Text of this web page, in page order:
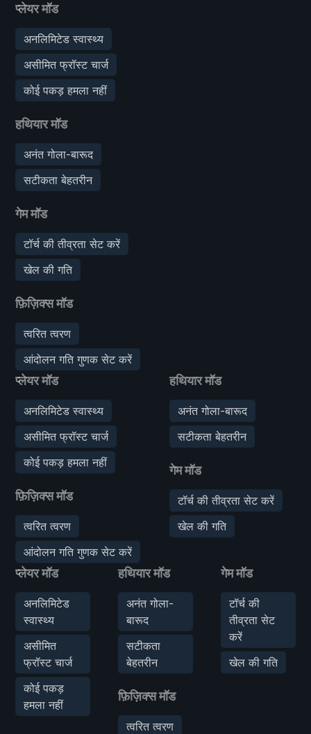
प्लेयर मॉड
अनलिमिटेड स्वास्थ्य
असीमित फ्रॉस्ट चार्ज
कोई पकड़ हमला नहीं
हथियार मॉड
अनंत गोला-बारूद
सटीकता बेहतरीन
गेम मॉड
टॉर्च की तीव्रता सेट करें
खेल की गति
फ़िज़िक्स मॉड
त्वरित त्वरण
आंदोलन गति गुणक सेट करें
प्लेयर मॉड
अनलिमिटेड स्वास्थ्य
असीमित फ्रॉस्ट चार्ज
कोई पकड़ हमला नहीं
फ़िज़िक्स मॉड
त्वरित त्वरण
आंदोलन गति गुणक सेट करें
हथियार मॉड
अनंत गोला-बारूद
सटीकता बेहतरीन
गेम मॉड
टॉर्च की तीव्रता सेट करें
खेल की गति
प्लेयर मॉड
अनलिमिटेड
स्वास्थ्य
असीमित
फ्रॉस्ट चार्ज
कोई पकड़
हमला नहीं
हथियार मॉड
अनंत गोला-
बारूद
सटीकता
बेहतरीन
फ़िज़िक्स मॉड
त्वरित त्वरण
गेम मॉड
टॉर्च की
तीव्रता सेट
करें
खेल की गति